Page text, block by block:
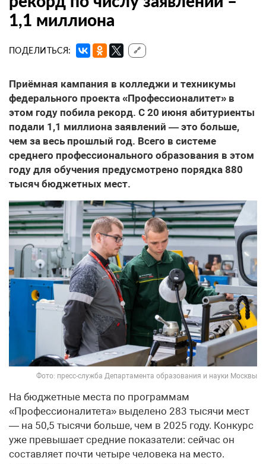
1,1 миллиона
ПОДЕЛИТЬСЯ: 🔗
Приёмная кампания в колледжи и техникумы
федерального проекта «Профессионалитет» в
этом году побила рекорд. С 20 июня абитуриенты
подали 1,1 миллиона заявлений — это больше,
чем за весь прошлый год. Всего в системе
среднего профессионального образования в этом
году для обучения предусмотрено порядка 880
тысяч бюджетных мест.
Фото: пресс-служба Департамента образования и науки Москвы
На бюджетные места по программам
«Профессионалитета» выделено 283 тысячи мест
— на 50,5 тысячи больше, чем в 2025 году. Конкурс
уже превышает средние показатели: сейчас он
составляет почти четыре человека на место.